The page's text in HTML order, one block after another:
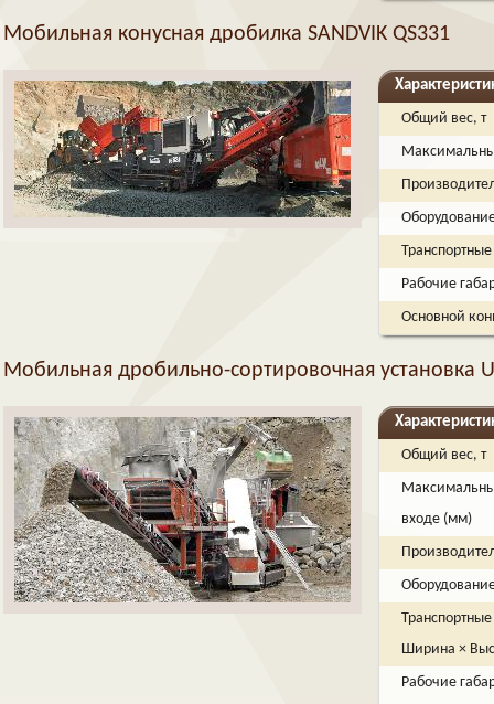
Мобильная конусная дробилка SANDVIK QS331
Общий вес, т
Рабочие
Основной
Мобильная дробильно-сортировочная установка
Общий вес, т
входе (мм)
Ширина ×
Рабочие